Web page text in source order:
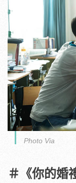
Photo Via
＃《你的婚